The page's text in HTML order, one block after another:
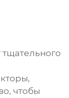
тщательного
чтобы